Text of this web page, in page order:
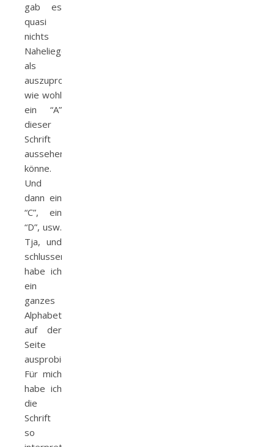
gab es
quasi
nichts
Naheliegenderes
als
auszuprobieren,
wie wohl
ein “A”
dieser
Schrift
aussehen
könne.
Und
dann ein
“C”, ein
“D”, usw.
Tja, und
schlussendlich
habe ich
ein
ganzes
Alphabet
auf der
Seite
ausprobiert.
Für mich
habe ich
die
Schrift
so